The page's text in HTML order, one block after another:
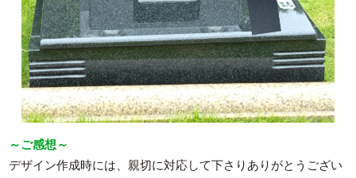
～ご感想～
デザイン作成時には、親切に対応して下さりありがとうござい